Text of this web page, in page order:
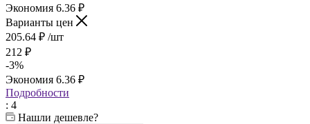
Экономия 6.36 ₽
Варианты цен
205.64 ₽ /шт
212 ₽
-3%
Экономия 6.36 ₽
Подробности
: 4
Нашли дешевле?